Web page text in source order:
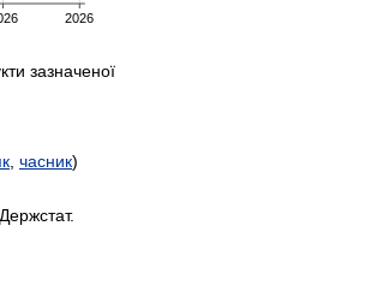
зазначеної
часник)